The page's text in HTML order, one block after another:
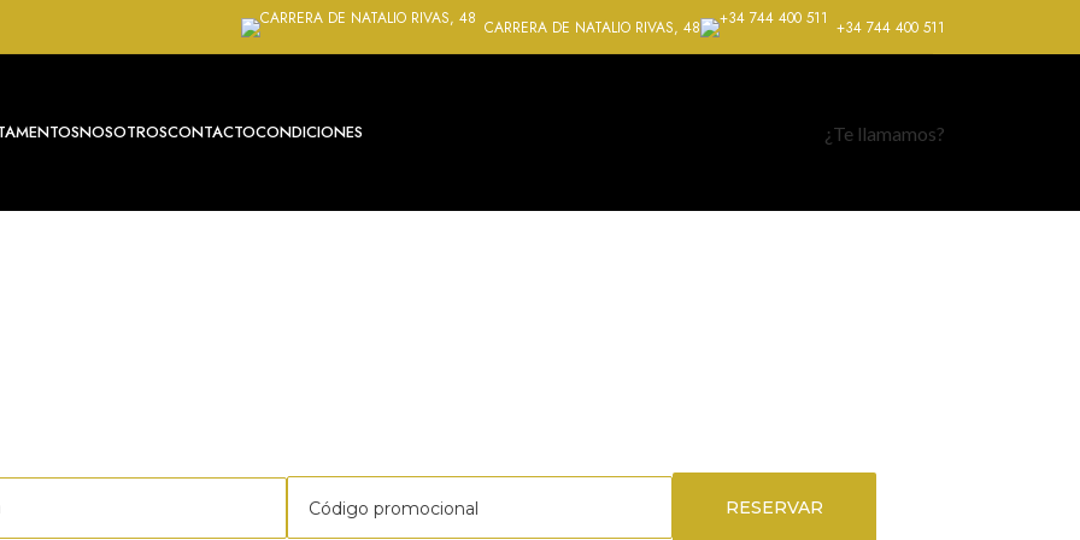
CARRERA DE NATALIO RIVAS, 48 +34 744 400 511
NOSOTROSCONTACTOCONDICIONES ¿Te llamamos?
RESERVAR